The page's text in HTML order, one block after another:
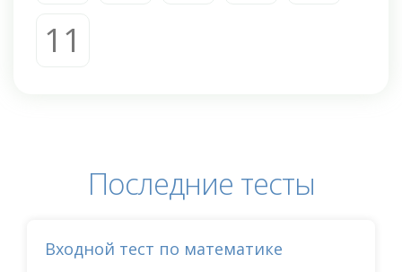
11
Последние тесты
Входной тест по математике